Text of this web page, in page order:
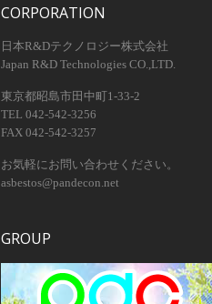
CORPORATION
日本R&Dテクノロジー株式会社
Japan R&D Technologies CO.,LTD.
東京都昭島市田中町1-33-2
TEL 042-542-3256
FAX 042-542-3257
お気軽にお問い合わせください。
asbestos@pandecon.net
GROUP